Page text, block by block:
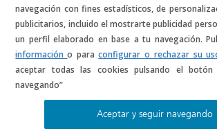
navegación con fines estadísticos, de
publicitarios, incluido el mostrarte publicidad
un perfil elaborado en base a tu navegación.
informacióno paraconfigurar o rechazar su
aceptar todas las cookies pulsando el botón
navegando”
Aceptar y seguir navegando
startup